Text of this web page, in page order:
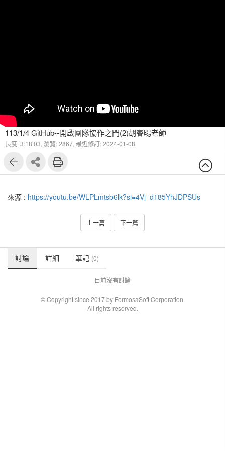
113/1/4 GitHub--開啟團隊協作之門(2)胡睿暘老師
長度: 3:18:03, 瀏覽: 2867, 最近修訂: 2024-01-08
來源 : https://youtu.be/WLPLmtsb6lk?si=4Vj_d185YhJDPSUs
上一篇 下一篇
討論 詳細 筆記 (0)
目前沒有討論
© Copyright since 2017 by FormosaSoft Corporation.
All rights reserved.